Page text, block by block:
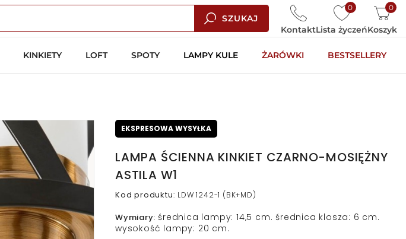
SZUKAJ
0
Lista życzeń
0
Koszyk
Kontakt
KINKIETY LOFT SPOTY LAMPY KULE ŻARÓWKI BESTSELLERY
EKSPRESOWA WYSYŁKA
LAMPA ŚCIENNA KINKIET CZARNO-MOSIĘŻNY
ASTILA W1
Kod produktu: LDW 1242-1 (BK+MD)
Wymiary: średnica lampy: 14,5 cm. średnica klosza: 6 cm.
wysokość lampy: 20 cm.